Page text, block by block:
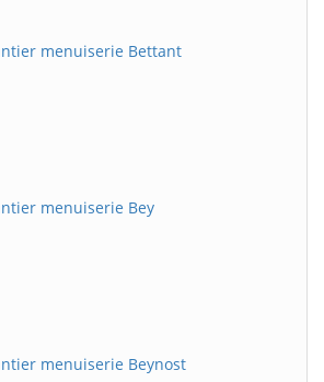
menuiserie Bettant
menuiserie Bey
menuiserie Beynost